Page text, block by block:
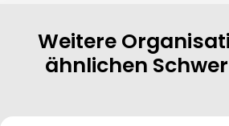
Weitere
ähnlichen